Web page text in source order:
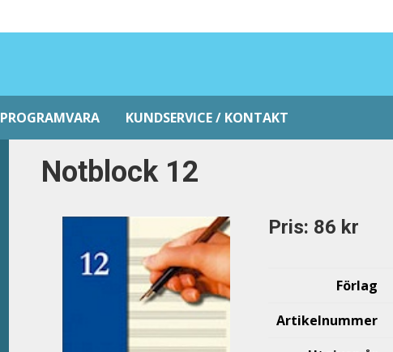
PROGRAMVARA KUNDSERVICE / KONTAKT
Notblock 12
Pris: 86 kr
Förlag
Artikelnummer